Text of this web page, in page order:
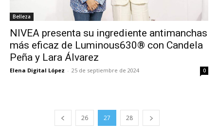
Belleza
NIVEA presenta su ingrediente antimanchas
más eficaz de Luminous630® con Candela
Peña y Lara Álvarez
Elena Digital López - 25 de septiembre de 2024 0
26 27 28